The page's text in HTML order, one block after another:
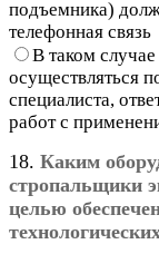
подъемника)
телефонная связь
В таком
осуществляться
специалиста,
работ с
18. Каким
стропальщики
целью